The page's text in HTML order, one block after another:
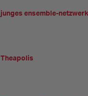
junges ensemble-
Theapolis